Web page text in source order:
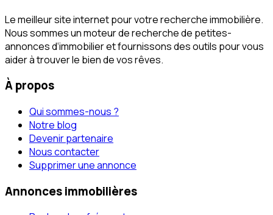
Le meilleur site internet pour votre recherche immobilière.
Nous sommes un moteur de recherche de petites-
annonces d‘immobilier et fournissons des outils pour vous
aider à trouver le bien de vos rêves.
À propos
Qui sommes-nous ?
Notre blog
Devenir partenaire
Nous contacter
Supprimer une annonce
Annonces immobilières